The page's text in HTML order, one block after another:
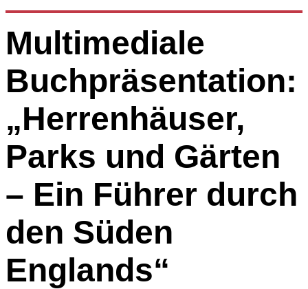
Multimediale
Buchpräsentation:
„Herrenhäuser,
Parks und Gärten
– Ein Führer durch
den Süden
Englands“